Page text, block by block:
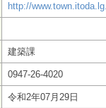
http://
建築課
0947-26-4020
令和2年07月29日